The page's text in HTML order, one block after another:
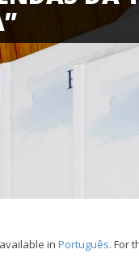
in Português. For